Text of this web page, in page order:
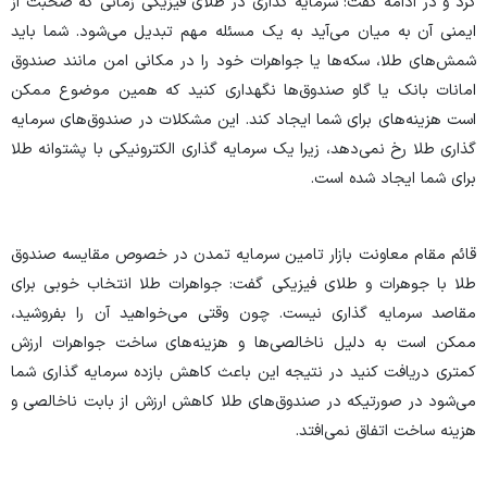
ایمنی آن به میان می‌آید به یک مسئله مهم تبدیل می‌شود. شما باید
شمش‌های طلا، سکه‌ها یا جواهرات خود را در مکانی امن مانند صندوق
امانات بانک یا گاو صندوق‌ها نگهداری کنید که همین موضوع ممکن
است هزینه‌های برای شما ایجاد کند. این مشکلات در صندوق‌های سرمایه
گذاری طلا رخ نمی‌دهد، زیرا یک سرمایه گذاری الکترونیکی با پشتوانه طلا
برای شما ایجاد شده است.
قائم مقام معاونت بازار تامین سرمایه تمدن در خصوص مقایسه صندوق
طلا با جوهرات و طلای فیزیکی گفت: جواهرات طلا انتخاب خوبی برای
مقاصد سرمایه گذاری نیست. چون وقتی می‌خواهید آن را بفروشید،
ممکن است به دلیل ناخالصی‌ها و هزینه‌های ساخت جواهرات ارزش
کمتری دریافت کنید در نتیجه این باعث کاهش بازده سرمایه گذاری شما
می‌شود در صورتیکه در صندوق‌های طلا کاهش ارزش از بابت ناخالصی و
هزینه ساخت اتفاق نمی‌افتد.